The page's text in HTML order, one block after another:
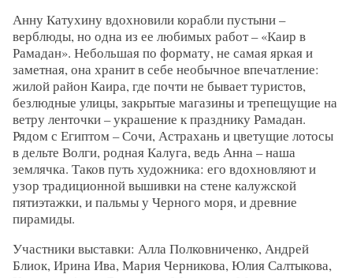
Анну Катухину вдохновили корабли пустыни –
верблюды, но одна из ее любимых работ – «Каир в
Рамадан». Небольшая по формату, не самая яркая и
заметная, она хранит в себе необычное впечатление:
жилой район Каира, где почти не бывает туристов,
безлюдные улицы, закрытые магазины и трепещущие на
ветру ленточки – украшение к празднику Рамадан.
Рядом с Египтом – Сочи, Астрахань и цветущие лотосы
в дельте Волги, родная Калуга, ведь Анна – наша
землячка. Таков путь художника: его вдохновляют и
узор традиционной вышивки на стене калужской
пятиэтажки, и пальмы у Черного моря, и древние
пирамиды.
Участники выставки: Алла Полковниченко, Андрей
Блиок, Ирина Ива, Мария Черникова, Юлия Салтыкова,